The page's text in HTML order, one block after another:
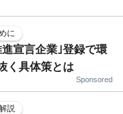
に
宣言企業｣登録で環
く具体策とは
Sponsored
説